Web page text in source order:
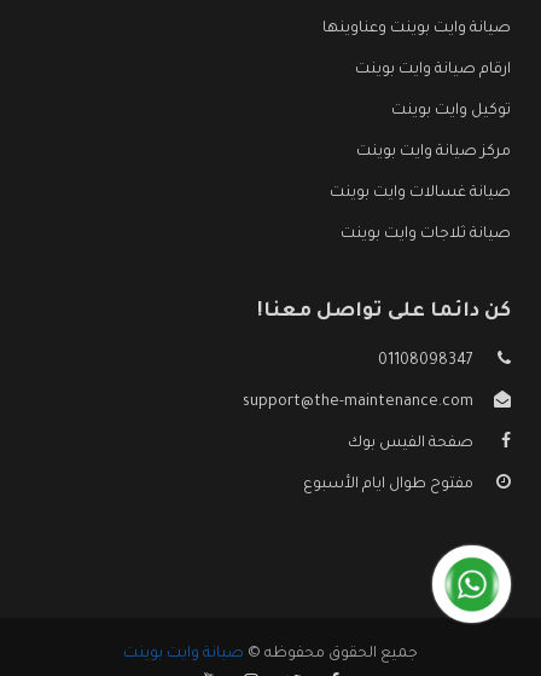
صيانة وايت بوينت وعناوينها
ارقام صيانة وايت بوينت
توكيل وايت بوينت
مركز صيانة وايت بوينت
صيانة غسالات وايت بوينت
صيانة ثلاجات وايت بوينت
كن دائما على تواصل معنا!
01108098347
support@the-maintenance.com
صفحة الفيس بوك
مفتوح طوال ايام الأسبوع
جميع الحقوق محفوظه © صيانة وايت بوينت